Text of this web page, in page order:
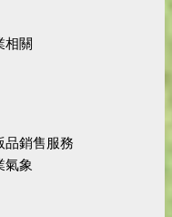
相關
品銷售服務
氣象